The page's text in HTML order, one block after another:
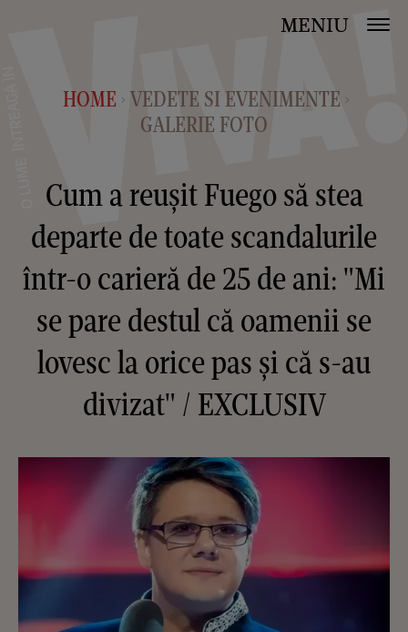
MENIU
HOME > VEDETE SI EVENIMENTE >
GALERIE FOTO
Cum a reușit Fuego să stea
departe de toate scandalurile
într-o carieră de 25 de ani: "Mi
se pare destul că oamenii se
lovesc la orice pas și că s-au
divizat" / EXCLUSIV